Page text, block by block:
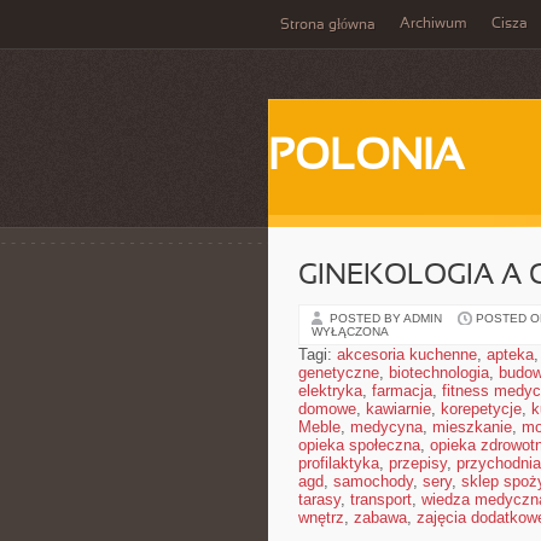
Strona główna Archiwum Cisza
POLONIA
GINEKOLOGIA A
POSTED BY ADMIN POSTED
WYŁĄCZONA
Tagi: akcesoria kuchenne, apteka,
genetyczne, biotechnologia,
elektryka, farmacja, fitness
domowe, kawiarnie, korepetycje,
Meble, medycyna, mieszkanie,
opieka społeczna, opieka
profilaktyka, przepisy, przychodnia
agd, samochody, sery, sklep
tarasy, transport, wiedza
wnętrz, zabawa, zajęcia